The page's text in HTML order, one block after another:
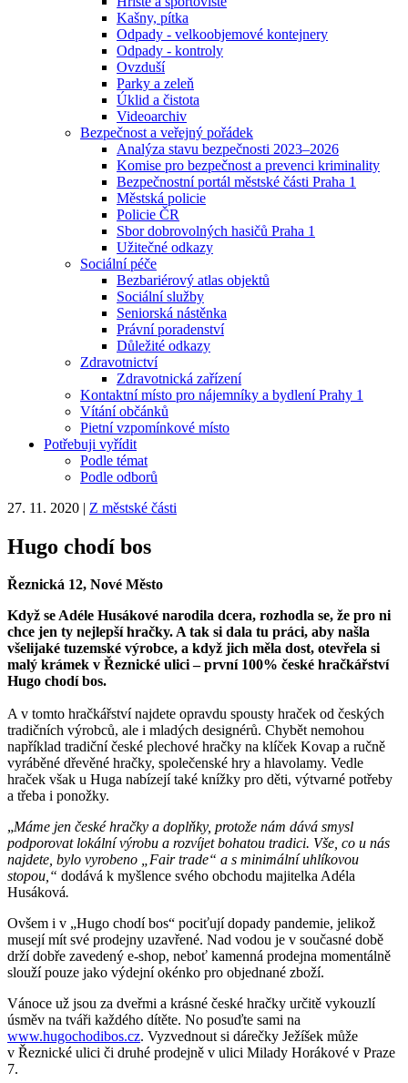
Kašny, pítka
Odpady - velkoobjemové kontejnery
Odpady - kontroly
Ovzduší
Parky a zeleň
Úklid a čistota
Videoarchiv
Bezpečnost a veřejný pořádek
Analýza stavu bezpečnosti 2023–2026
Komise pro bezpečnost a prevenci kriminality
Bezpečnostní portál městské části Praha 1
Městská policie
Policie ČR
Sbor dobrovolných hasičů Praha 1
Užitečné odkazy
Sociální péče
Bezbariérový atlas objektů
Sociální služby
Seniorská nástěnka
Právní poradenství
Důležité odkazy
Zdravotnictví
Zdravotnická zařízení
Kontaktní místo pro nájemníky a bydlení Prahy 1
Vítání občánků
Pietní vzpomínkové místo
Potřebuji vyřídit
Podle témat
Podle odborů
27. 11. 2020 | Z městské části
Hugo chodí bos
Řeznická 12, Nové Město
Když se Adéle Husákové narodila dcera, rozhodla se, že pro ni
chce jen ty nejlepší hračky. A tak si dala tu práci, aby našla
všelijaké tuzemské výrobce, a když jich měla dost, otevřela si
malý krámek v Řeznické ulici – první 100% české hračkářství
Hugo chodí bos.
A v tomto hračkářství najdete opravdu spousty hraček od českých
tradičních výrobců, ale i mladých designérů. Chybět nemohou
například tradiční české plechové hračky na klíček Kovap a ručně
vyráběné dřevěné hračky, společenské hry a hlavolamy. Vedle
hraček však u Huga nabízejí také knížky pro děti, výtvarné potřeby
a třeba i ponožky.
„Máme jen české hračky a doplňky, protože nám dává smysl
podporovat lokální výrobu a rozvíjet bohatou tradici. Vše, co u nás
najdete, bylo vyrobeno „Fair trade“ a s minimální uhlíkovou
stopou,“ dodává k myšlence svého obchodu majitelka Adéla
Husáková.
Ovšem i v „Hugo chodí bos“ pociťují dopady pandemie, jelikož
musejí mít své prodejny uzavřené. Nad vodou je v současné době
drží dobře zavedený e-shop, neboť kamenná prodejna momentálně
slouží pouze jako výdejní okénko pro objednané zboží.
Vánoce už jsou za dveřmi a krásné české hračky určitě vykouzlí
úsměv na tváři každého dítěte. No posuďte sami na
www.hugochodibos.cz. Vyzvednout si dárečky Ježíšek může
v Řeznické ulici či druhé prodejně v ulici Milady Horákové v Praze
7.